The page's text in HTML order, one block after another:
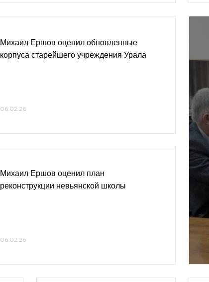
Михаил Ершов оценил обновленные
корпуса старейшего учреждения Урала
06.02.26
Михаил Ершов оценил план
реконструкции невьянской школы
06.02.26